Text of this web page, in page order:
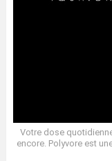
Votre dose
encore. Polyvore est